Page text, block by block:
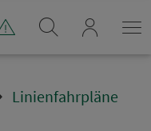
Linienfahrpläne